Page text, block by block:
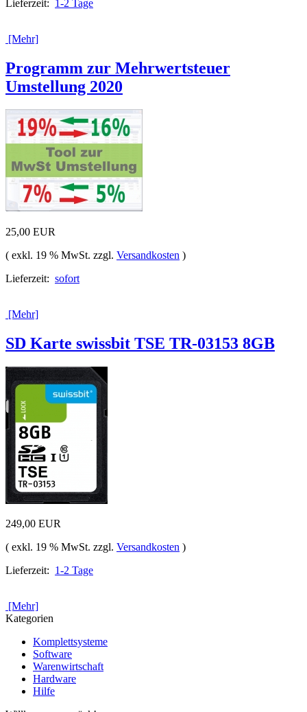
Lieferzeit: 1-2 Tage
[Mehr]
Programm zur Mehrwertsteuer
Umstellung 2020
25,00 EUR
( exkl. 19 % MwSt. zzgl. Versandkosten )
Lieferzeit: sofort
[Mehr]
SD Karte swissbit TSE TR-03153 8GB
249,00 EUR
( exkl. 19 % MwSt. zzgl. Versandkosten )
Lieferzeit: 1-2 Tage
[Mehr]
Kategorien
Komplettsysteme
Software
Warenwirtschaft
Hardware
Hilfe